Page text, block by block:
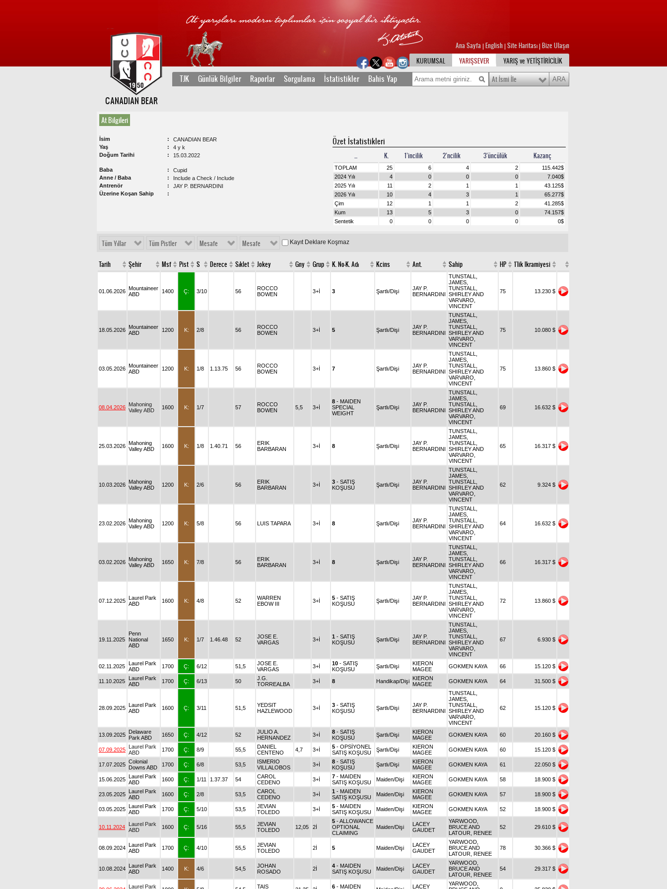
Ana Sayfa English Site Haritası Bize Ulaşın
KURUMSAL
YARIŞSEVER YARIŞ ve YETİŞTİRİCİLİK
TJK Günlük Bilgiler Raporlar Sorgulama İstatistikler Bahis Yap At İsmi İle
CANADIAN BEAR
At Bilgileri
İsim
CANADIAN BEAR
Yaş
4 y k
Doğum Tarihi
15.03.2022
Baba
Cupid
Anne / Baba
Include a Check / Include
Antrenör
JAY P. BERNARDINI
Üzerine Koşan Sahip
Özet İstatistikleri
... K. 1’incilik 2’ncilik 3’üncülük Kazanç
TOPLAM 25 6 4 2 115.442$
2024 Yılı
4 0 0 0 7.040$
2025 Yılı
11 2 1 1 43.125$
2026 Yılı
10 4 3 1 65.277$
Çim
12 1 1 2 41.285$
Kum
13 5 3 0 74.157$
Sentetik
0 0 0 0 0$
Tüm Yıllar Tüm Pistler Mesafe Mesafe Kayıt Deklare Koşmaz
Tarih Şehir Msf Pist S Derece Sıklet Jokey Gny Grup K. No-K. Adı Kcins Ant. Sahip HP 1'lik Ikramiyesi
01.06.2026 Mountaineer
ABD
1400 Ç: 3/10 56
ROCCO
BOWEN
3+İ 3 Şartlı/Dişi
JAY P.
BERNARDINI
TUNSTALL,
JAMES,
TUNSTALL,
SHIRLEY AND
VARVARO,
VINCENT
75 13.230 $
18.05.2026 Mountaineer
ABD
1200 K: 2/8 56
ROCCO
BOWEN
3+İ 5 Şartlı/Dişi
JAY P.
BERNARDINI
TUNSTALL,
JAMES,
TUNSTALL,
SHIRLEY AND
VARVARO,
VINCENT
75 10.080 $
03.05.2026 Mountaineer
ABD
1200 K: 1/8 1.13.75 56
ROCCO
BOWEN
3+İ 7 Şartlı/Dişi
JAY P.
BERNARDINI
TUNSTALL,
JAMES,
TUNSTALL,
SHIRLEY AND
VARVARO,
VINCENT
75 13.860 $
08.04.2026 Mahoning
Valley ABD
1600 K: 1/7 57
ROCCO
BOWEN
5,5 3+İ
8 - MAIDEN
SPECIAL
WEIGHT
Şartlı/Dişi
JAY P.
BERNARDINI
TUNSTALL,
JAMES,
TUNSTALL,
SHIRLEY AND
VARVARO,
VINCENT
69 16.632 $
25.03.2026 Mahoning
Valley ABD
1600 K: 1/8 1.40.71 56
ERIK
BARBARAN
3+İ 8 Şartlı/Dişi
JAY P.
BERNARDINI
TUNSTALL,
JAMES,
TUNSTALL,
SHIRLEY AND
VARVARO,
VINCENT
65 16.317 $
10.03.2026 Mahoning
Valley ABD
1200 K: 2/6 56
ERIK
BARBARAN
3+İ 3 - SATIŞ
KOŞUSU
Şartlı/Dişi
JAY P.
BERNARDINI
TUNSTALL,
JAMES,
TUNSTALL,
SHIRLEY AND
VARVARO,
VINCENT
62 9.324 $
23.02.2026 Mahoning
Valley ABD
1200 K: 5/8 56 LUIS TAPARA 3+İ 8 Şartlı/Dişi
JAY P.
BERNARDINI
TUNSTALL,
JAMES,
TUNSTALL,
SHIRLEY AND
VARVARO,
VINCENT
64 16.632 $
03.02.2026 Mahoning
Valley ABD
1650 K: 7/8 56
ERIK
BARBARAN
3+İ 8 Şartlı/Dişi
JAY P.
BERNARDINI
TUNSTALL,
JAMES,
TUNSTALL,
SHIRLEY AND
VARVARO,
VINCENT
66 16.317 $
07.12.2025 Laurel Park
ABD
1600 K: 4/8 52
WARREN
EBOW III
3+İ 5 - SATIŞ
KOŞUSU
Şartlı/Dişi
JAY P.
BERNARDINI
TUNSTALL,
JAMES,
TUNSTALL,
SHIRLEY AND
VARVARO,
VINCENT
72 13.860 $
19.11.2025
Penn
National
ABD
1650 K: 1/7 1.46.48 52
JOSE E.
VARGAS
3+İ 1 - SATIŞ
KOŞUSU
Şartlı/Dişi
JAY P.
BERNARDINI
TUNSTALL,
JAMES,
TUNSTALL,
SHIRLEY AND
VARVARO,
VINCENT
67 6.930 $
02.11.2025 Laurel Park
ABD
1700 Ç: 6/12 51,5
JOSE E.
VARGAS
3+İ 10 - SATIŞ
KOŞUSU
Şartlı/Dişi
KIERON
MAGEE
GOKMEN KAYA 66 15.120 $
11.10.2025
Laurel Park
ABD
1700 Ç: 6/13 50
J.G.
TORREALBA
3+İ 8 Handikap/Dişi KIERON
MAGEE
GOKMEN KAYA 64 31.500 $
28.09.2025 Laurel Park
ABD
1600 Ç: 3/11 51,5
YEDSIT
HAZLEWOOD
3+İ 3 - SATIŞ
KOŞUSU
Şartlı/Dişi
JAY P.
BERNARDINI
TUNSTALL,
JAMES,
TUNSTALL,
SHIRLEY AND
VARVARO,
VINCENT
62 15.120 $
13.09.2025 Delaware
Park ABD
1650 Ç: 4/12 52
JULIO A.
HERNANDEZ
3+İ 8 - SATIŞ
KOŞUSU
Şartlı/Dişi
KIERON
MAGEE
GOKMEN KAYA 60 20.160 $
07.09.2025 Laurel Park
ABD
1700 Ç: 8/9 55,5
DANIEL
CENTENO
4,7 3+İ 5 - OPSİYONEL
SATIŞ KOŞUSU
Şartlı/Dişi
KIERON
MAGEE
GOKMEN KAYA 60 15.120 $
17.07.2025 Colonial
Downs ABD
1700 Ç: 6/8 53,5
ISMERIO
VILLALOBOS
3+İ 8 - SATIŞ
KOŞUSU
Şartlı/Dişi
KIERON
MAGEE
GOKMEN KAYA 61 22.050 $
15.06.2025 Laurel Park
ABD
1600 Ç: 1/11 1.37.37 54
CAROL
CEDENO
3+İ 7 - MAIDEN
SATIŞ KOŞUSU
Maiden/Dişi
KIERON
MAGEE
GOKMEN KAYA 58 18.900 $
23.05.2025 Laurel Park
ABD
1600 Ç: 2/8 53,5
CAROL
CEDENO
3+İ 1 - MAIDEN
SATIŞ KOŞUSU
Maiden/Dişi
KIERON
MAGEE
GOKMEN KAYA 57 18.900 $
03.05.2025 Laurel Park
ABD
1700 Ç: 5/10 53,5
JEVIAN
TOLEDO
3+İ 5 - MAIDEN
SATIŞ KOŞUSU
Maiden/Dişi
KIERON
MAGEE
GOKMEN KAYA 52 18.900 $
10.11.2024
Laurel Park
ABD
1600 Ç: 5/16 55,5
JEVIAN
TOLEDO
12,05 2İ
5 - ALLOWANCE
OPTIONAL
CLAIMING
Maiden/Dişi
LACEY
GAUDET
YARWOOD,
BRUCE AND
LATOUR, RENEE
52 29.610 $
08.09.2024 Laurel Park
ABD
1700 Ç: 4/10 55,5
JEVIAN
TOLEDO
2İ 5 Maiden/Dişi
LACEY
GAUDET
YARWOOD,
BRUCE AND
LATOUR, RENEE
78 30.366 $
10.08.2024 Laurel Park
ABD
1400 K: 4/6 54,5
JOHAN
ROSADO
2İ 4 - MAIDEN
SATIŞ KOŞUSU
Maiden/Dişi
LACEY
GAUDET
YARWOOD,
BRUCE AND
LATOUR, RENEE
54 29.317 $
Laurel Park TAIS 6 - MAIDEN LACEY
YARWOOD,